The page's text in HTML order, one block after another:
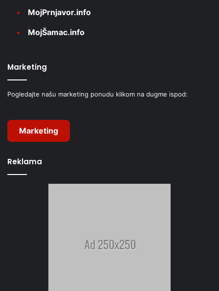
MojPrnjavor.info
MojŠamac.info
Marketing
Pogledajte našu marketing ponudu klikom na dugme ispod:
Marketing
Reklama